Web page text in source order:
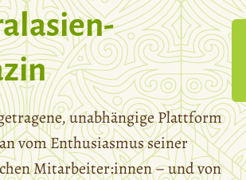
unabhängige Plattform
vom Enthusiasmus seiner
Mitarbeiter:innen – und von